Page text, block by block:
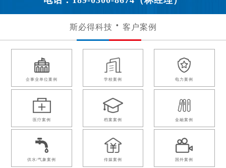
斯必得科技 客户案例
企事业单位案例 学校案例 电力案例
医疗案例 档案案例 金融案例
供水/气象案例 传媒案例 国外案例